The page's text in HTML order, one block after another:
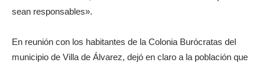
sean responsables».
En reunión con los habitantes de la Colonia Burócratas del
municipio de Villa de Álvarez, dejó en claro a la población que